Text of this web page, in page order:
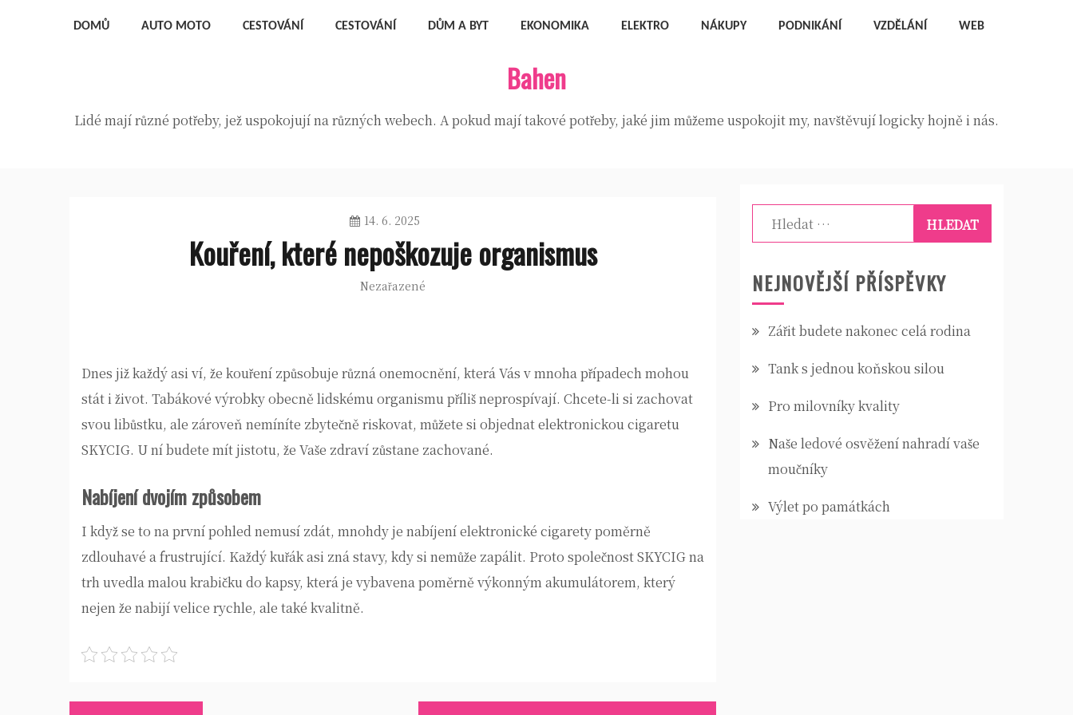
DOMŮ AUTO MOTO CESTOVÁNÍ CESTOVÁNÍ DŮM A BYT EKONOMIKA ELEKTRO NÁKUPY PODNIKÁNÍ VZDĚLÁNÍ WEB
Bahen
Lidé mají různé potřeby, jež uspokojují na různých webech. A pokud mají takové potřeby, jaké jim můžeme uspokojit my, navštěvují logicky hojně i nás.
14. 6. 2025
Kouření, které nepoškozuje organismus
Nezařazené
Dnes již každý asi ví, že kouření způsobuje různá onemocnění, která Vás v mnoha případech mohou
stát i život. Tabákové výrobky obecně lidskému organismu příliš neprospívají. Chcete-li si zachovat
svou libůstku, ale zároveň nemíníte zbytečně riskovat, můžete si objednatelektronickou cigaretu
SKYCIG. U ní budete mít jistotu, že Vaše zdraví zůstane zachované.
Nabíjení dvojím způsobem
I když se to na první pohled nemusí zdát, mnohdy je nabíjení elektronické cigarety poměrně
zdlouhavé a frustrující. Každý kuřák asi zná stavy, kdy si nemůže zapálit. Proto společnost SKYCIG na
trh uvedla malou krabičku do kapsy, která je vybavena poměrně výkonným akumulátorem, který
nejen že nabijí velice rychle, ale také kvalitně.
Vyhledávání
NEJNOVĚJŠÍ PŘÍSPĚVKY
Zářit budete nakonec celá rodina
Tank s jednou koňskou silou
Pro milovníky kvality
Naše ledové osvěžení nahradí vaše
moučníky
Výlet po památkách